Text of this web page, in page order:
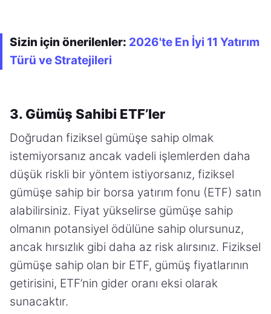
Sizin için önerilenler: 2026'te En İyi 11 Yatırım
Türü ve Stratejileri
3. Gümüş Sahibi ETF’ler
Doğrudan fiziksel gümüşe sahip olmak
istemiyorsanız ancak vadeli işlemlerden daha
düşük riskli bir yöntem istiyorsanız, fiziksel
gümüşe sahip bir borsa yatırım fonu (ETF) satın
alabilirsiniz. Fiyat yükselirse gümüşe sahip
olmanın potansiyel ödülüne sahip olursunuz,
ancak hırsızlık gibi daha az risk alırsınız. Fiziksel
gümüşe sahip olan bir ETF, gümüş fiyatlarının
getirisini, ETF’nin gider oranı eksi olarak
sunacaktır.